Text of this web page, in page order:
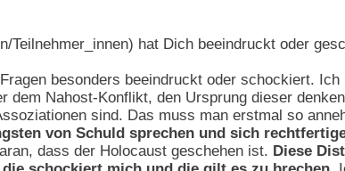
Teilnehmer_innen) hat Dich beeindruckt oder
besonders beeindruckt oder schockiert.
dem Nahost-Konflikt, den Ursprung dieser
sind. Das muss man erstmal so
von Schuld sprechen und sich
dass der Holocaust geschehen ist. Diese